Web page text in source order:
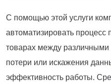
С помощью этой услуги
автоматизировать
товарах между различными
потери или искажения
эффективность работы.